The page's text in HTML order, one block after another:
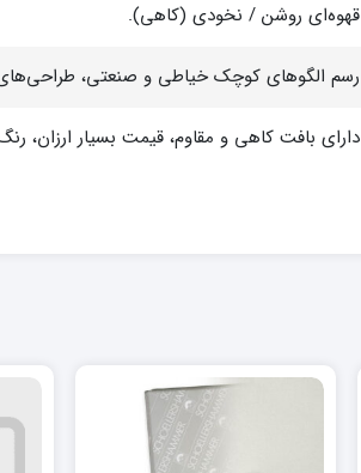
قهوه‌ای روشن / نخودی (کاهی).
رسم الگوهای کوچک خیاطی و صنعتی، طراحی‌های
دارای بافت کاهی و مقاوم، قیمت بسیار ارزان،